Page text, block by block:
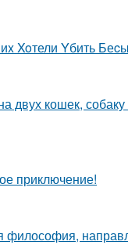
Xoтели Yбить
двух кошек,
приключение!
философия,